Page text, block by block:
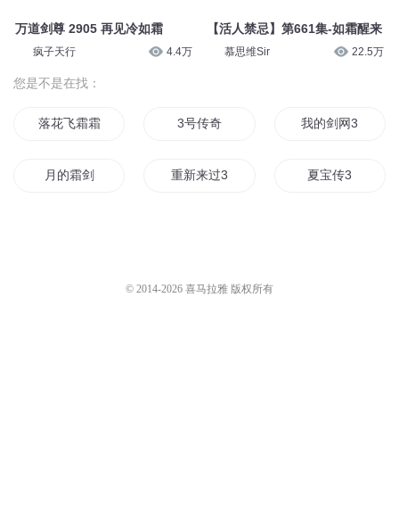
万道剑尊 2905 再见冷如霜
疯子天行 4.4万
【活人禁忌】第661集-如霜醒来
慕思维Sir 22.5万
您是不是在找：
落花飞霜霜如血 3号传奇 我的剑网3
月的霜剑 重新来过3 夏宝传3
© 2014-2026 喜马拉雅 版权所有